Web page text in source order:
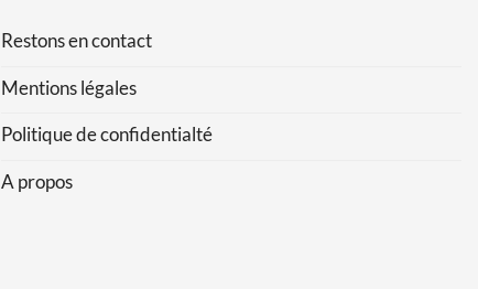
Restons en contact
Mentions légales
Politique de confidentialté
A propos